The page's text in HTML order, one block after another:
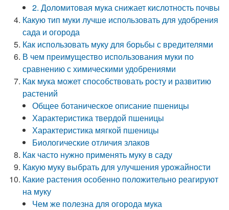
2. Доломитовая мука снижает кислотность почвы
Какую тип муки лучше использовать для удобрения
сада и огорода
Как использовать муку для борьбы с вредителями
В чем преимущество использования муки по
сравнению с химическими удобрениями
Как мука может способствовать росту и развитию
растений
Общее ботаническое описание пшеницы
Характеристика твердой пшеницы
Характеристика мягкой пшеницы
Биологические отличия злаков
Как часто нужно применять муку в саду
Какую муку выбрать для улучшения урожайности
Какие растения особенно положительно реагируют
на муку
Чем же полезна для огорода мука